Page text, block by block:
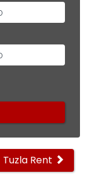
Tuzla Rent